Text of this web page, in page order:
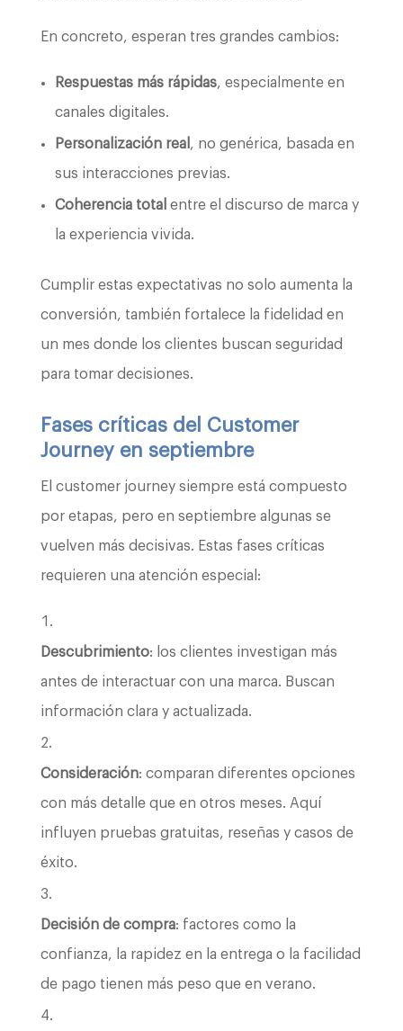
En concreto, esperan tres grandes cambios:
Respuestas más rápidas, especialmente en
canales digitales.
Personalización real , no genérica, basada en
sus interacciones previas.
Coherencia total entre el discurso de marca y
la experiencia vivida.
Cumplir estas expectativas no solo aumenta la
conversión, también fortalece la fidelidad en
un mes donde los clientes buscan seguridad
para tomar decisiones.
Fases críticas del Customer
Journey en septiembre
El customer journey siempre está compuesto
por etapas, pero en septiembre algunas se
vuelven más decisivas. Estas fases críticas
requieren una atención especial:
Descubrimiento: los clientes investigan más
antes de interactuar con una marca. Buscan
información clara y actualizada.
Consideración: comparan diferentes opciones
con más detalle que en otros meses. Aquí
influyen pruebas gratuitas, reseñas y casos de
éxito.
Decisión de compra: factores como la
confianza, la rapidez en la entrega o la facilidad
de pago tienen más peso que en verano.